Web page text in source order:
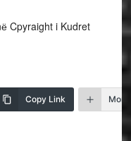
Cpyraight i Kudret
Copy Link More